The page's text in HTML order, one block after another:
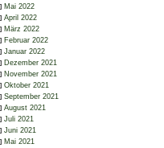
Mai 2022
April 2022
März 2022
Februar 2022
Januar 2022
Dezember 2021
November 2021
Oktober 2021
September 2021
August 2021
Juli 2021
Juni 2021
Mai 2021